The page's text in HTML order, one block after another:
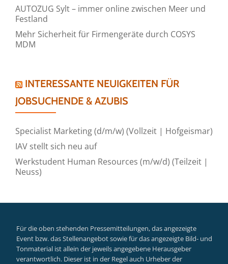
AUTOZUG Sylt – immer online zwischen Meer und
Festland
Mehr Sicherheit für Firmengeräte durch COSYS
MDM
INTERESSANTE NEUIGKEITEN FÜR
JOBSUCHENDE & AZUBIS
Specialist Marketing (d/m/w) (Vollzeit | Hofgeismar)
IAV stellt sich neu auf
Werkstudent Human Resources (m/w/d) (Teilzeit |
Neuss)
Für die oben stehenden Pressemitteilungen, das angezeigte
Event bzw. das Stellenangebot sowie für das angezeigte Bild- und
Tonmaterial ist allein der jeweils angegebene Herausgeber
verantwortlich. Dieser ist in der Regel auch Urheber der